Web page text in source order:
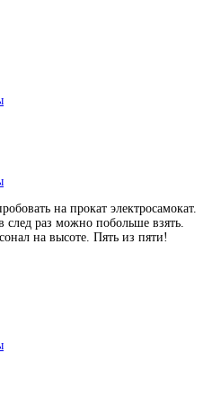
на прокат электросамокат.
след раз можно побольше взять.
на высоте. Пять из пяти!